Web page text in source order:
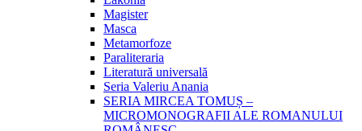
Magister
Masca
Metamorfoze
Paraliteraria
Literatură universală
Seria Valeriu Anania
SERIA MIRCEA TOMUȘ –
MICROMONOGRAFII ALE ROMANULUI